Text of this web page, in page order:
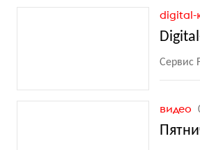
digital-
Сервис
видео